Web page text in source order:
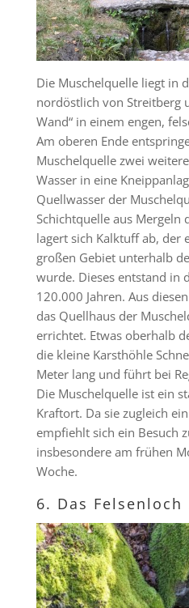
Die Muschelquelle liegt in
nordöstlich von Streitberg
Wand“ in einem engen,
Am oberen Ende
Muschelquelle zwei
Wasser in eine
Quellwasser der
Schichtquelle aus Mergeln
lagert sich Kalktuff ab, der
großen Gebiet unterhalb
wurde. Dieses entstand in
120.000 Jahren. Aus
das Quellhaus der
errichtet. Etwas oberhalb
die kleine Karsthöhle
Meter lang und führt bei
Die Muschelquelle ist ein
Kraftort. Da sie zugleich
empfiehlt sich ein Besuch
insbesondere am frühen
Woche.
6. Das Felsenloch